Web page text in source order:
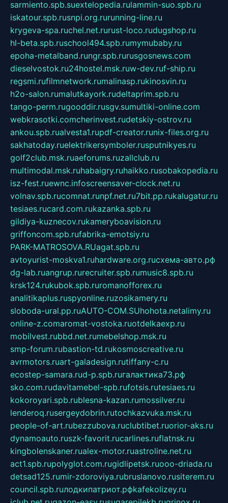
sarmiento.spb.suextelopedia.rulammin-suo.spb.ru
iskatour.spb.rusnpi.org.rurunning-line.ru
krygeva-spa.ruchel.net.rurust-loco.rudugshop.ru
hl-beta.spb.ruschool494.spb.rumymubaby.ru
epoha-metalband.rungr.spb.rurusgosnews.com
dieselvostok.ru24hostel.msk.ruw-dev.ruf-ship.ru
regsmi.rufilmnetwork.rumalinasp.rukinosvin.ru
h2o-salon.rumalutkayork.rudeltaprim.spb.ru
tango-perm.rugooddir.rusgv.sumultiki-online.com
webkrasotki.comcherinvest.rudetskiy-ostrov.ru
ankou.spb.rualvesta1.rupdf-creator.runix-files.org.ru
sakhatoday.ruelektrikersymboler.rusputnikyes.ru
golf2club.msk.ruaeforums.ruzallclub.ru
multimodal.msk.ruhabaigry.ruhaikko.rusobakopedia.ru
isz-fest.ruewnc.infoscreensaver-clock.net.ru
volnav.spb.rucomnat.runpf.net.ru7bit.pp.rukalugatur.ru
tesiaes.rucard.com.rukazanka.spb.ru
gildiya-kuznecov.rukameryboavision.ru
griffoncom.spb.rufabrika-emotsiy.ru
PARK-MATROSOVA.RUagat.spb.ru
avtoyurist-moskva1.ruhardware.org.ruсхема-авто.рф
dg-lab.ruangrup.rurecruiter.spb.rumusic8.spb.ru
krsk124.rukubok.spb.ruromanofforex.ru
analitikaplus.ruspyonline.ruzosikamery.ru
sloboda-ural.pp.ruAUTO-COM.SUhohota.netalimy.ru
online-z.comaromat-vostoka.ruotdelkaexp.ru
mobilvest.rubbd.net.rumebelshop.msk.ru
smp-forum.rubastion-td.rukosmoscreative.ru
avrmotors.ruart-galadesign.rutiffany-c.ru
ecostep-samara.rud-p.spb.ruгалактика73.рф
sko.com.rudavitamebel-spb.rufotsis.rutesiaes.ru
kokoroyari.spb.rublesna-kazan.rumossilver.ru
lenderoq.rusergeydobrin.rutochkazvuka.msk.ru
people-of-art.rubezzubova.ruclubtibet.ruorior-aks.ru
dynamoauto.ruszk-favorit.rucarlines.ruflatnsk.ru
kingbolenskaner.rualex-motor.ruastroline.net.ru
act1.spb.rupolyglot.com.rugidlipetsk.ruooo-driada.ru
detsad125.rumir-zdoroviya.rubruslanovo.rusiterem.ru
council.spb.ruлодкипатриот.рфkafekolizey.ru